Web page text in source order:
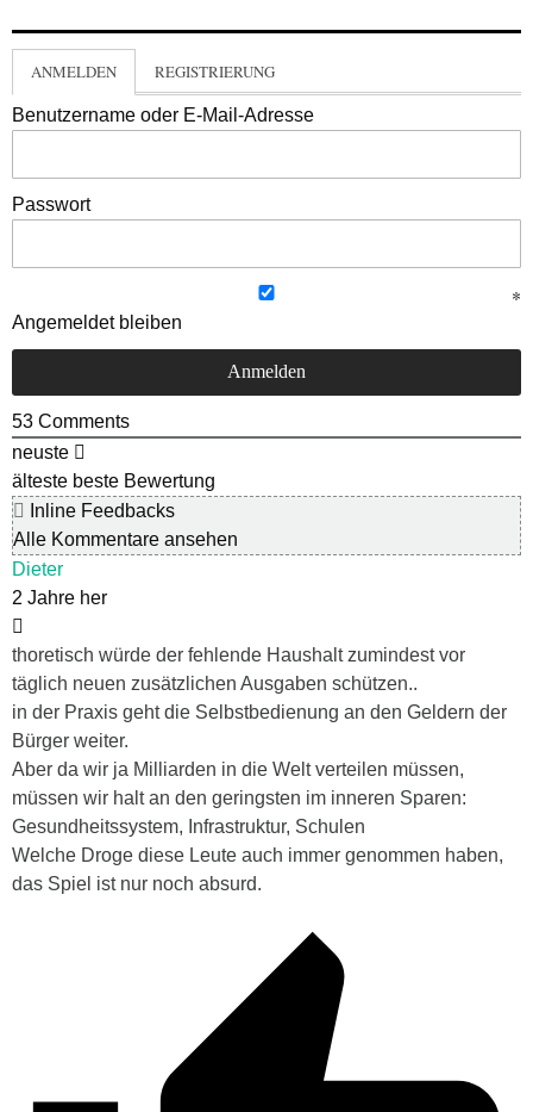
ANMELDEN REGISTRIERUNG
Benutzername oder E-Mail-Adresse
Passwort
Angemeldet bleiben
53 Comments
neuste
älteste beste Bewertung
Inline Feedbacks
Alle Kommentare ansehen
Dieter
2 Jahre her
thoretisch würde der fehlende Haushalt zumindest vor
täglich neuen zusätzlichen Ausgaben schützen..
in der Praxis geht die Selbstbedienung an den Geldern der
Bürger weiter.
Aber da wir ja Milliarden in die Welt verteilen müssen,
müssen wir halt an den geringsten im inneren Sparen:
Gesundheitssystem, Infrastruktur, Schulen
Welche Droge diese Leute auch immer genommen haben,
das Spiel ist nur noch absurd.